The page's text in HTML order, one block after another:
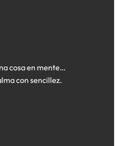
cosa en mente…
con sencillez.